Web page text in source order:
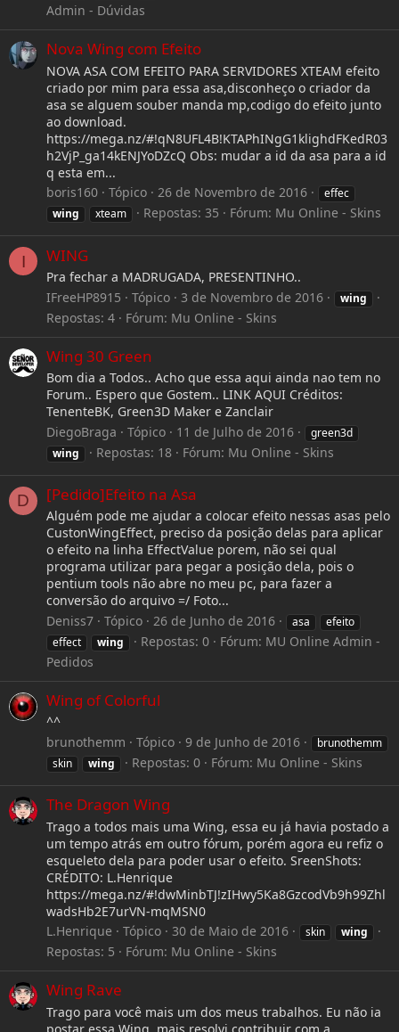
Admin - Dúvidas
Nova Wing com Efeito
NOVA ASA COM EFEITO PARA SERVIDORES XTEAM efeito
criado por mim para essa asa,disconheço o criador da
asa se alguem souber manda mp,codigo do efeito junto
ao download.
https://mega.nz/#!qN8UFL4B!KTAPhINgG1klighdFKedR03
h2VjP_ga14kENJYoDZcQ Obs: mudar a id da asa para a id
q esta em...
boris160
Tópico 26 de Novembro de 2016
effec
wing
xteam Repostas: 35 Fórum: Mu Online - Skins
I WING
Pra fechar a MADRUGADA, PRESENTINHO..
IFreeHP8915
Tópico 3 de Novembro de 2016 wing
Repostas: 4 Fórum: Mu Online - Skins
Wing 30 Green
Bom dia a Todos.. Acho que essa aqui ainda nao tem no
Forum.. Espero que Gostem.. LINK AQUI Créditos:
TenenteBK, Green3D Maker e Zanclair
DiegoBraga
Tópico 11 de Julho de 2016
green3d
wing
Repostas: 18 Fórum: Mu Online - Skins
D [Pedido]Efeito na Asa
Alguém pode me ajudar a colocar efeito nessas asas pelo
CustonWingEffect, preciso da posição delas para aplicar
o efeito na linha EffectValue porem, não sei qual
programa utilizar para pegar a posição dela, pois o
pentium tools não abre no meu pc, para fazer a
conversão do arquivo =/ Foto...
Deniss7
Tópico 26 de Junho de 2016 asa
efeito
effect
wing Repostas: 0 Fórum: MU Online Admin -
Pedidos
Wing of Colorful
^^
brunothemm
Tópico 9 de Junho de 2016
brunothemm
skin
wing Repostas: 0 Fórum: Mu Online - Skins
The Dragon Wing
Trago a todos mais uma Wing, essa eu já havia postado a
um tempo atrás em outro fórum, porém agora eu refiz o
esqueleto dela para poder usar o efeito. SreenShots:
CRÉDITO: L.Henrique
https://mega.nz/#!dwMinbTJ!zIHwy5Ka8GzcodVb9h99Zhl
wadsHb2E7urVN-mqMSN0
L.Henrique
Tópico 30 de Maio de 2016 skin wing
Repostas: 5 Fórum: Mu Online - Skins
Wing Rave
Trago para você mais um dos meus trabalhos. Eu não ia
postar essa Wing, mais resolvi contribuir com a